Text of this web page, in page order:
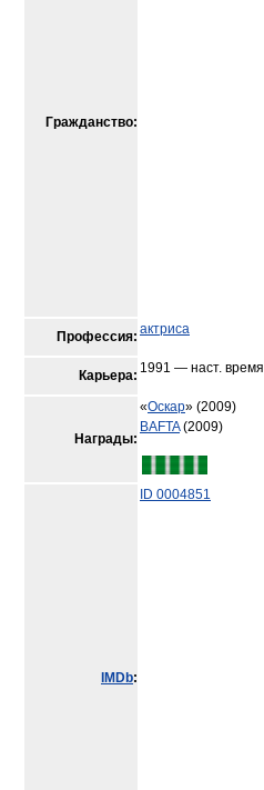
Гражданство:
Профессия: актриса
Карьера: 1991 — наст. время
Награды:
«Оскар» (2009)
BAFTA(2009)
IMDb:
ID 0004851